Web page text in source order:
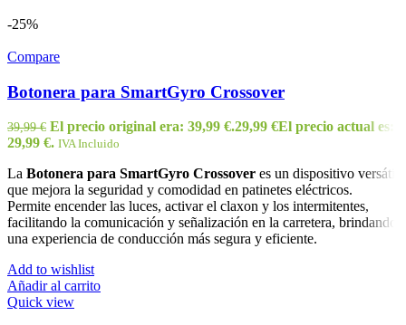
-25%
Compare
Botonera para SmartGyro Crossover
39,99€ El precio original era: 39,99 €.29,99 €El precio actual es:
29,99 €. IVA Incluido
La Botonera para SmartGyro Crossover es un dispositivo versátil
que mejora la seguridad y comodidad en patinetes eléctricos.
Permite encender las luces, activar el claxon y los intermitentes,
facilitando la comunicación y señalización en la carretera, brindando
una experiencia de conducción más segura y eficiente.
Add to wishlist
Añadir al carrito
Quick view